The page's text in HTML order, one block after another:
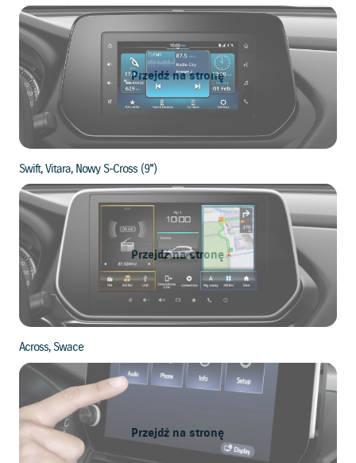
Przejdź na stronę
Swift, Vitara, Nowy S-Cross (9")
Przejdź na stronę
Across, Swace
Przejdź na stronę